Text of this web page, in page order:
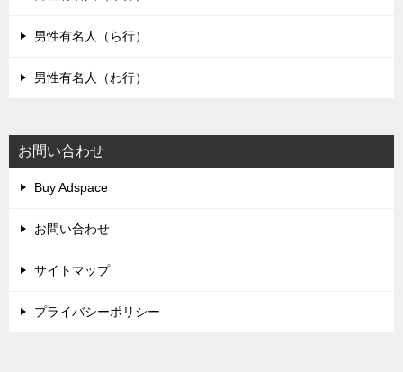
男性有名人（ら行）
男性有名人（わ行）
お問い合わせ
Buy Adspace
お問い合わせ
サイトマップ
プライバシーポリシー